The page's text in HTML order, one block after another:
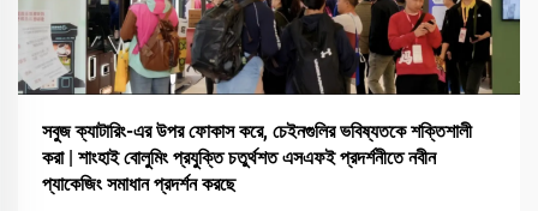
সবুজ ক্যাটারিং-এর উপর ফোকাস করে, চেইনগুলির ভবিষ্যতকে শক্তিশালী
করা | শাংহাই বোলুমিং প্রযুক্তি চতুর্থশত এসএফই প্রদর্শনীতে নবীন
প্যাকেজিং সমাধান প্রদর্শন করছে